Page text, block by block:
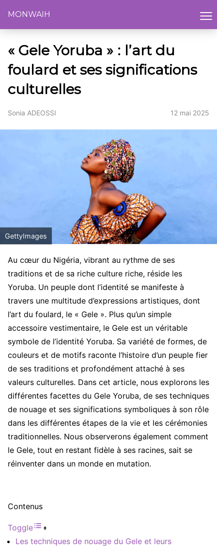
MONWAIH
« Gele Yoruba » : l’art du
foulard et ses significations
culturelles
Sonia ADEOSSI 12 mai 2025
GettyImages
Au cœur du Nigéria, vibrant au rythme de ses
traditions et de sa riche culture riche, réside les
Yoruba. Un peuple dont l’identité se manifeste à
travers une multitude d’expressions artistiques, dont
l’art du foulard, le « Gele ». Plus qu’un simple
accessoire vestimentaire, le Gele est un véritable
symbole de l’identité Yoruba. Sa variété de formes, de
couleurs et de motifs raconte l’histoire d’un peuple fier
de ses traditions et profondément attaché à ses
valeurs culturelles. Dans cet article, nous explorons les
différentes facettes du Gele Yoruba, de ses techniques
de nouage et ses significations symboliques à son rôle
dans les différentes étapes de la vie et les cérémonies
traditionnelles. Nous observerons également comment
le Gele, tout en restant fidèle à ses racines, sait se
réinventer dans un monde en mutation.
Contenus
Toggle
Les techniques de nouage du Gele et leurs